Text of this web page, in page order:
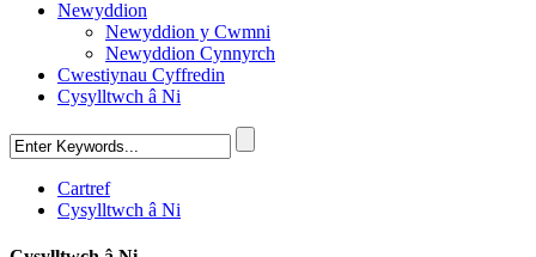
Newyddion
Newyddion y Cwmni
Newyddion Cynnyrch
Cwestiynau Cyffredin
Cysylltwch â Ni
Cartref
Cysylltwch â Ni